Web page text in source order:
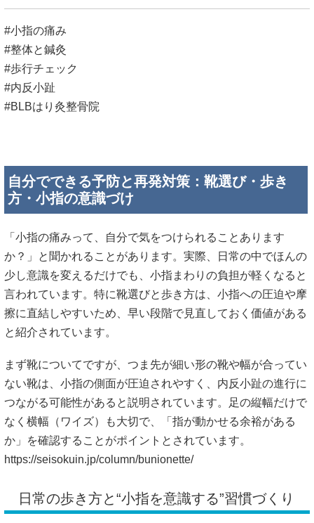
#小指の痛み
#整体と鍼灸
#歩行チェック
#内反小趾
#BLBはり灸整骨院
自分でできる予防と再発対策：靴選び・歩き
方・小指の意識づけ
「小指の痛みって、自分で気をつけられることあります
か？」と聞かれることがあります。実際、日常の中でほんの
少し意識を変えるだけでも、小指まわりの負担が軽くなると
言われています。特に靴選びと歩き方は、小指への圧迫や摩
擦に直結しやすいため、早い段階で見直しておく価値がある
と紹介されています。
まず靴についてですが、つま先が細い形の靴や幅が合ってい
ない靴は、小指の側面が圧迫されやすく、内反小趾の進行に
つながる可能性があると説明されています。足の縦幅だけで
なく横幅（ワイズ）も大切で、「指が動かせる余裕がある
か」を確認することがポイントとされています。
https://seisokuin.jp/column/bunionette/
日常の歩き方と“小指を意識する”習慣づくり